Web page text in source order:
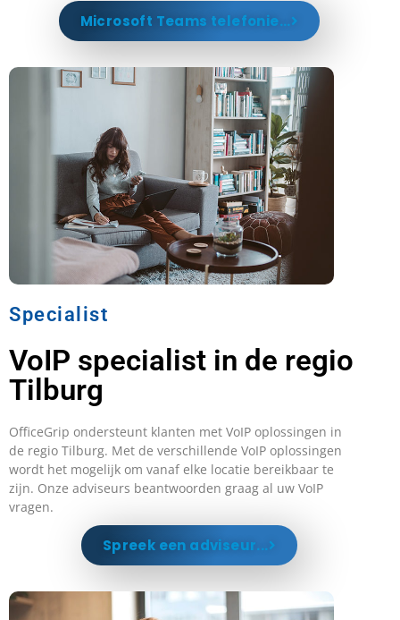
Microsoft Teams telefonie...
Specialist
VoIP specialist in de regio
Tilburg
OfficeGrip ondersteunt klanten met VoIP oplossingen in
de regio Tilburg. Met de verschillende VoIP oplossingen
wordt het mogelijk om vanaf elke locatie bereikbaar te
zijn. Onze adviseurs beantwoorden graag al uw VoIP
vragen.
Spreek een adviseur...